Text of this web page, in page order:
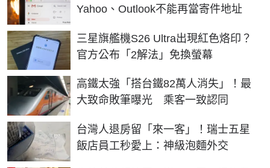
Yahoo、Outlook不能再當寄件地址
三星旗艦機S26 Ultra出現紅色烙印？
官方公布「2解法」免換螢幕
高鐵太強「搭台鐵82萬人消失」！最
大致命敗筆曝光 乘客一致認同
台灣人退房留「來一客」！瑞士五星
飯店員工秒愛上：神級泡麵外交